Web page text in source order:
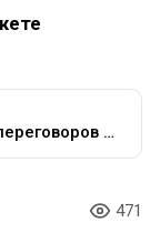
Курсы ведения эффективных переговоров - обучение навыкам деловых коммуникаций
471